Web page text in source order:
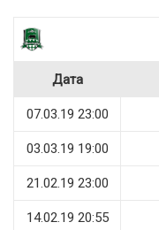
Дата
07.03.19 23:00
03.03.19 19:00
21.02.19 23:00
14.02.19 20:55